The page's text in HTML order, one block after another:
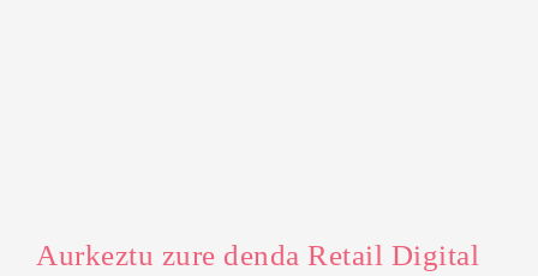
Aurkeztu zure denda Retail Digital